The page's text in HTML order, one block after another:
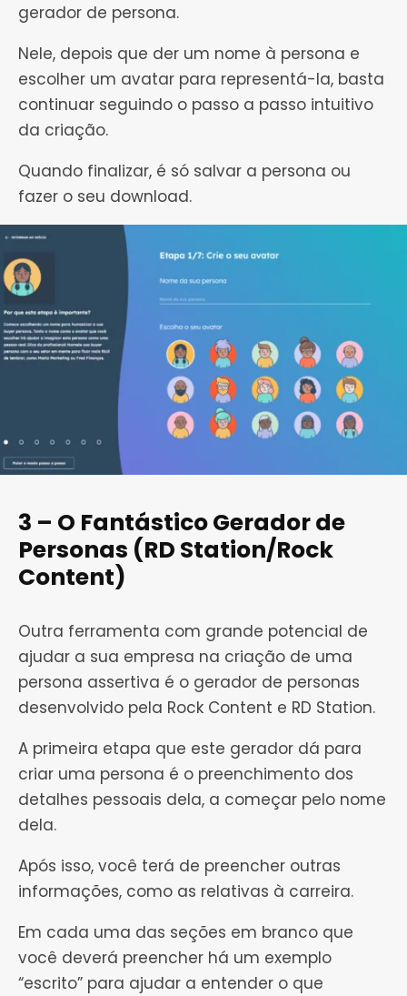
gerador de persona.
Nele, depois que der um nome à persona e
escolher um avatar para representá-la, basta
continuar seguindo o passo a passo intuitivo
da criação.
Quando finalizar, é só salvar a persona ou
fazer o seu download.
3 – O Fantástico Gerador de
Personas (RD Station/Rock
Content)
Outra ferramenta com grande potencial de
ajudar a sua empresa na criação de uma
persona assertiva é o gerador de personas
desenvolvido pela Rock Content e RD Station.
A primeira etapa que este gerador dá para
criar uma persona é o preenchimento dos
detalhes pessoais dela, a começar pelo nome
dela.
Após isso, você terá de preencher outras
informações, como as relativas à carreira.
Em cada uma das seções em branco que
você deverá preencher há um exemplo
“escrito” para ajudar a entender o que